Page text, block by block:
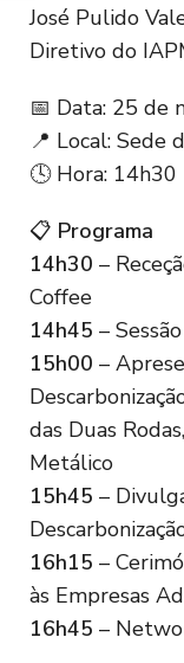
José Pulido
Diretivo do
📅 Data: 25 de
📍 Local: Sede
🕓 Hora: 14h30
📋 Programa
14h30 –
Coffee
14h45 –
15h00 –
das Duas
Metálico
15h45 –
16h15 –
às Empresas
16h45 –